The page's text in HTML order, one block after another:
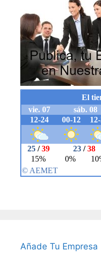
Añade Tu Empresa